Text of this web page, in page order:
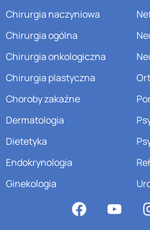
Chirurgia naczyniowa
Chirurgia ogólna
Chirurgia onkologiczna
Chirurgia plastyczna
Choroby zakaźne
Dermatologia
Dietetyka
Endokrynologia
Ginekologia